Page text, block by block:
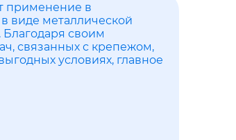
применение в
виде металлической
своим
связанных с крепежом,
условиях, главное